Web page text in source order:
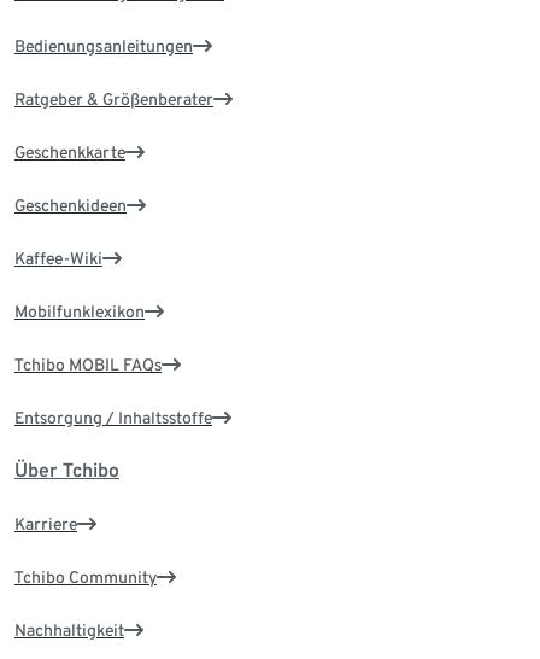
Bedienungsanleitungen
Ratgeber & Größenberater
Geschenkkarte
Geschenkideen
Kaffee-Wiki
Mobilfunklexikon
Tchibo MOBIL FAQs
Entsorgung / Inhaltsstoffe
Über Tchibo
Karriere
Tchibo Community
Nachhaltigkeit